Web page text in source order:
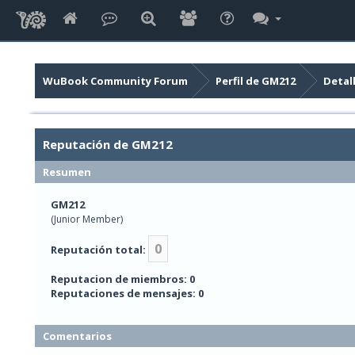
WuBook Community Forum Perfil de GM212
Reputación de GM212
Resumen
GM212
(Junior Member)
Reputación total: 0
Reputacion de miembros: 0
Reputaciones de mensajes: 0
Comentarios